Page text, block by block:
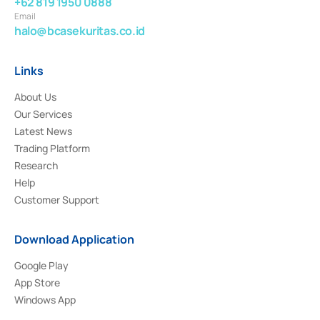
Email
halo@bcasekuritas.co.id
Links
About Us
Our Services
Latest News
Trading Platform
Research
Help
Customer Support
Download Application
Google Play
App Store
Windows App